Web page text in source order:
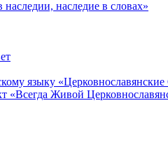
наследие в словах»
языку «Церковнославянские
«Всегда Живой